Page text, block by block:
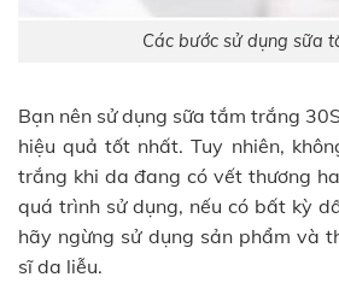
Các bước sử dụng sữa
Bạn nên sử dụng sữa tắm trắng
hiệu quả tốt nhất. Tuy nhiên,
trắng khi da đang có vết thương
quá trình sử dụng, nếu có bất kỳ
hãy ngừng sử dụng sản phẩm và
sĩ da liễu.